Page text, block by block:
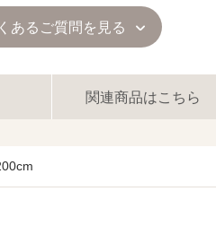
あるご質問を見る
関連商品はこちら